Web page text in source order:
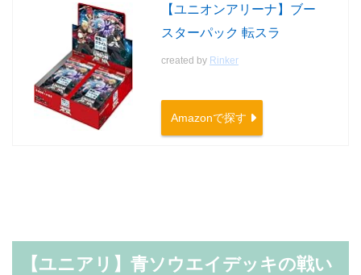
【ユニオンアリーナ】ブー
スターパック 転スラ
created by Rinker
Amazonで探す
【ユニアリ】青ソウエイデッキの戦い